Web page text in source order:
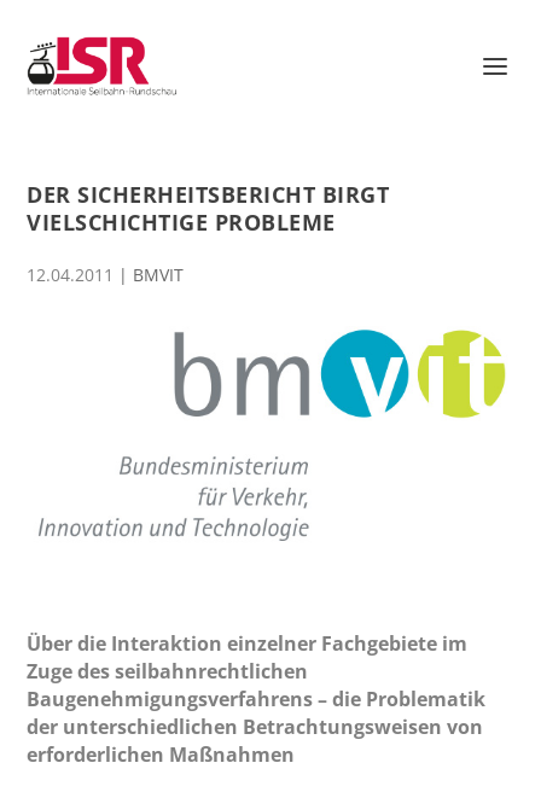
DER SICHERHEITSBERICHT BIRGT
VIELSCHICHTIGE PROBLEME
12.04.2011 | BMVIT
Über die Interaktion einzelner Fachgebiete im
Zuge des seilbahnrechtlichen
Baugenehmigungsverfahrens – die Problematik
der unterschiedlichen Betrachtungsweisen von
erforderlichen Maßnahmen